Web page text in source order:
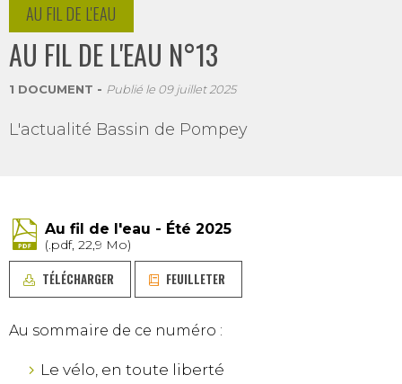
AU FIL DE L'EAU
AU FIL DE L'EAU N°13
1 DOCUMENT Publié le 09 juillet 2025
L'actualité Bassin de Pompey
Au fil de l'eau - Été 2025
(.pdf, 22,9 Mo)
TÉLÉCHARGER FEUILLETER
Au sommaire de ce numéro :
Le vélo, en toute liberté